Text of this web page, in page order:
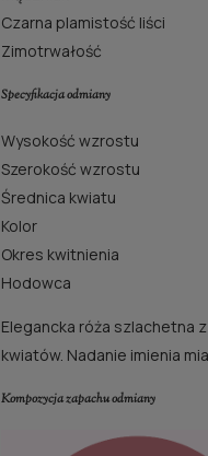
Czarna plamistość liści
Zimotrwałość
Specyfikacja odmiany
Wysokość wzrostu
Szerokość wzrostu
Średnica kwiatu
Kolor
Okres kwitnienia
Hodowca
Elegancka róża szlachetna
kwiatów. Nadanie imienia
Kompozycja zapachu odmiany